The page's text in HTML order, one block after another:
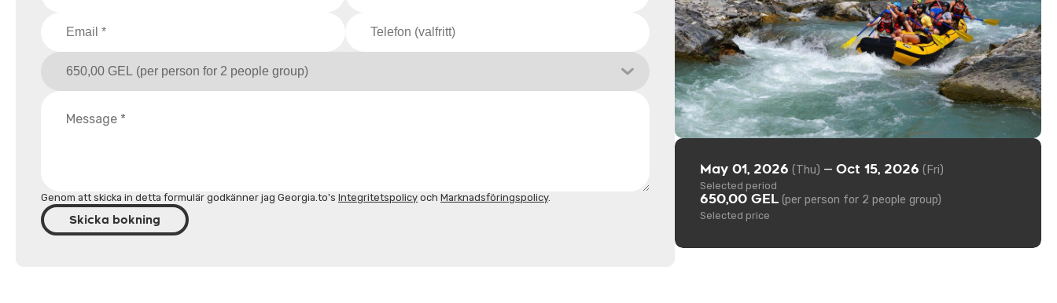
Genom att skicka in detta formulär godkänner jag Georgia.to's Integritetspolicy och Marknadsföringspolicy.
Skicka bokning
May 01, 2026 (Thu) —Oct 15, 2026 (Fri)
Selected period
650,00 GEL (per person for 2 people group)
Selected price